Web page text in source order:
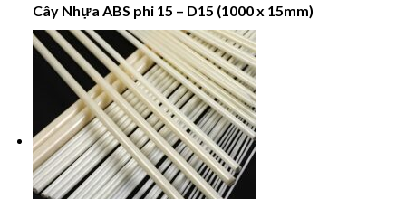
Cây Nhựa ABS phi 15 – D15 (1000 x 15mm)